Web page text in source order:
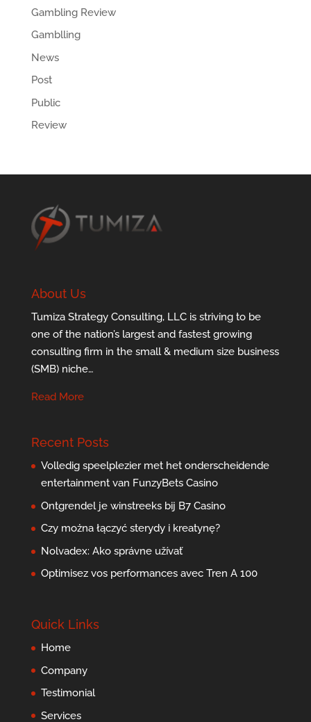
Gambling Review
Gamblling
News
Post
Public
Review
About Us
Tumiza Strategy Consulting, LLC is striving to be
one of the nation’s largest and fastest growing
consulting firm in the small & medium size business
(SMB) niche…
Read More
Recent Posts
Volledig speelplezier met het onderscheidende
entertainment van FunzyBets Casino
Ontgrendel je winstreeks bij B7 Casino
Czy można łączyć sterydy i kreatynę?
Nolvadex: Ako správne užívať
Optimisez vos performances avec Tren A 100
Quick Links
Home
Company
Testimonial
Services